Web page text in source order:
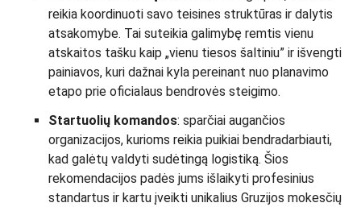
reikia koordinuoti savo teisines struktūras ir dalytis
atsakomybe. Tai suteikia galimybę remtis vienu
atskaitos tašku kaip „vienu tiesos šaltiniu” ir išvengti
painiavos, kuri dažnai kyla pereinant nuo planavimo
etapo prie oficialaus bendrovės steigimo.
Startuolių komandos: sparčiai augančios
organizacijos, kurioms reikia puikiai bendradarbiauti,
kad galėtų valdyti sudėtingą logistiką. Šios
rekomendacijos padės jums išlaikyti profesinius
standartus ir kartu įveikti unikalius Gruzijos mokesčių